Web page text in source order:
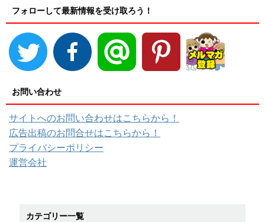
フォローして最新情報を受け取ろう！
お問い合わせ
サイトへのお問い合わせはこちらから！
広告出稿のお問合せはこちらから！
プライバシーポリシー
運営会社
カテゴリー一覧